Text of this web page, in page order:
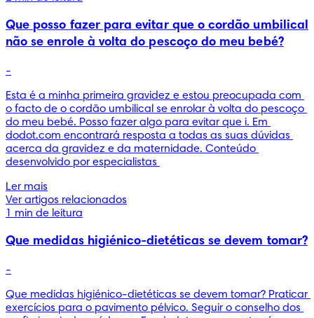
Que posso fazer para evitar que o cordão umbilical
não se enrole à volta do pescoço do meu bebé?
-
Esta é a minha primeira gravidez e estou preocupada com
o facto de o cordão umbilical se enrolar à volta do pescoço
do meu bebé. Posso fazer algo para evitar que i. Em
dodot.com encontrará resposta a todas as suas dúvidas
acerca da gravidez e da maternidade. Conteúdo
desenvolvido por especialistas
Ler mais
Ver artigos relacionados
1 min de leitura
Que medidas higiénico-dietéticas se devem tomar?
-
Que medidas higiénico-dietéticas se devem tomar? Praticar
exercícios para o pavimento pélvico. Seguir o conselho dos